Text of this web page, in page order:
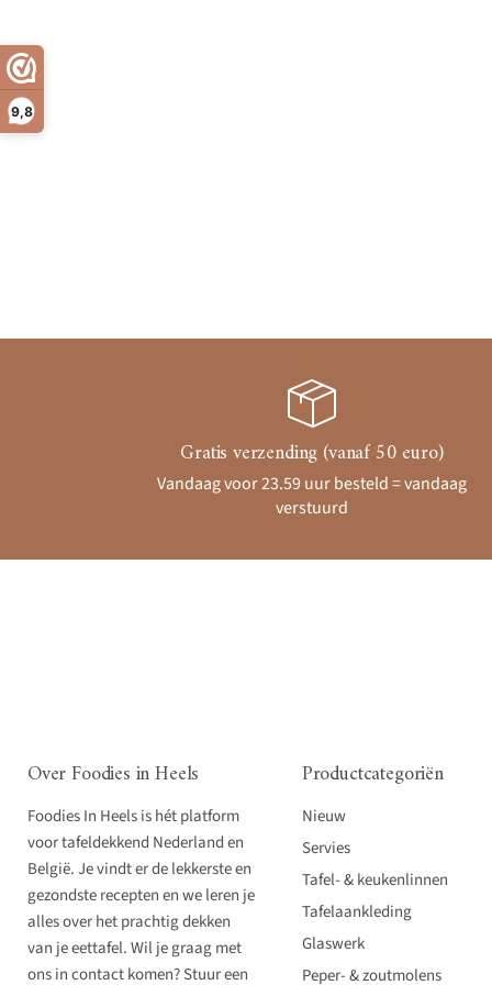
9,8
Gratis verzending (vanaf 50 euro)
Vandaag voor 23.59 uur besteld = vandaag
verstuurd
Over Foodies in Heels
Foodies In Heels is hét platform
voor tafeldekkend Nederland en
België. Je vindt er de lekkerste en
gezondste recepten en we leren je
alles over het prachtig dekken
van je eettafel. Wil je graag met
ons in contact komen? Stuur een
Productcategoriën
Nieuw
Servies
Tafel- & keukenlinnen
Tafelaankleding
Glaswerk
Peper- & zoutmolens